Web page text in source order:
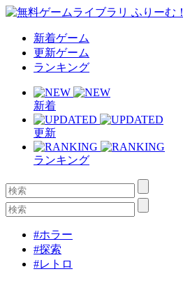
新着ゲーム
更新ゲーム
ランキング
新着
更新
ランキング
#ホラー
#探索
#レトロ